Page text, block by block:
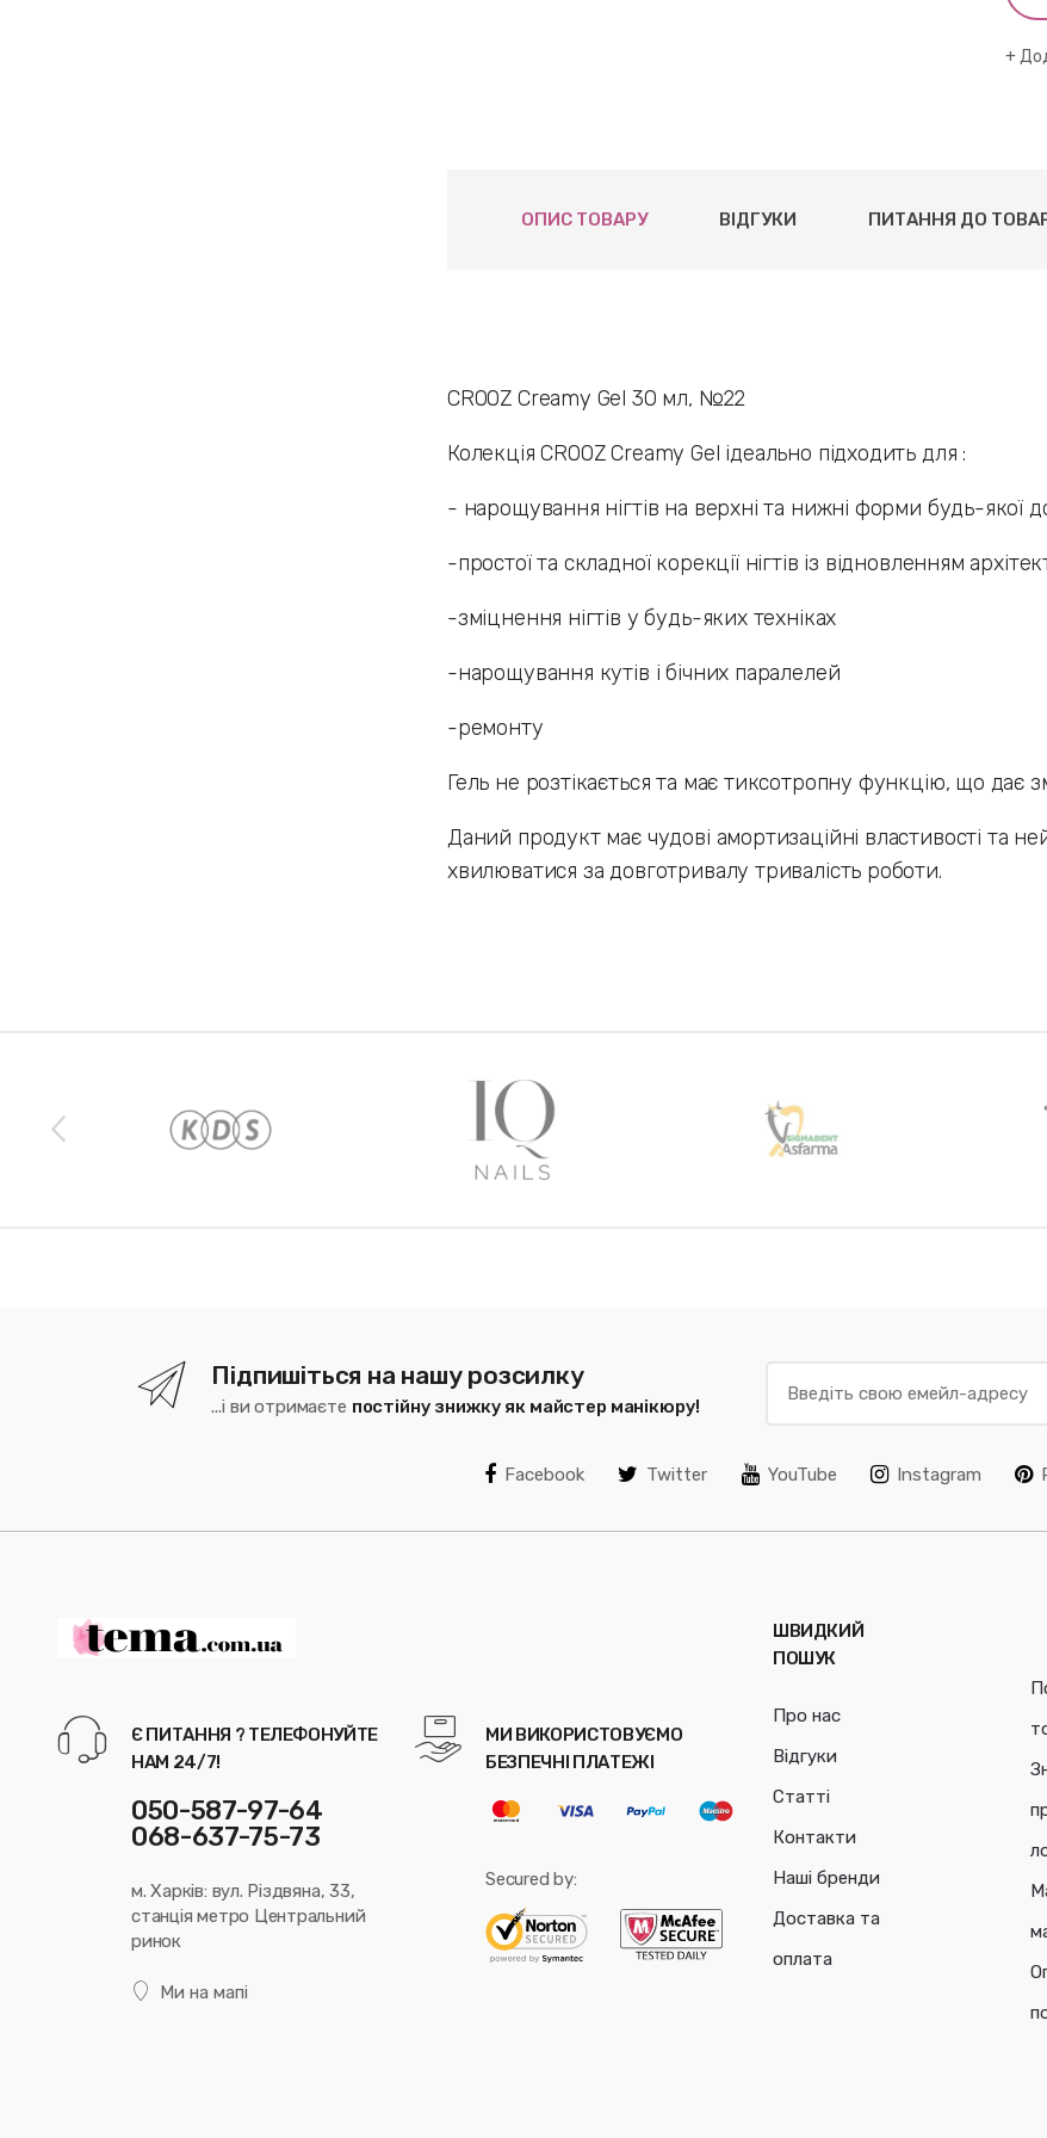
ОПИС ТОВАРУ ВІДГУКИ ПИТАННЯ ДО
CROOZ Creamy Gel 30 мл, №22
Колекція CROOZ Creamy Gel ідеально підходить для :
- нарощування нігтів на верхні та нижні форми будь-якої
-простої та складної корекції нігтів із відновленням
-зміцнення нігтів у будь-яких техніках
-нарощування кутів і бічних паралелей
-ремонту
Гель не розтікається та має тиксотропну функцію, що дає
Даний продукт має чудові амортизаційні властивості та
хвилюватися за довготривалу тривалість роботи.
Підпишіться на нашу розсилку
...і ви отримаєте постійну знижку як майстер манікюру!
Facebook Twitter YouTube Instagram
Є ПИТАННЯ ? ТЕЛЕФОНУЙТЕ
НАМ 24/7!
050-587-97-64
068-637-75-73
м. Харків: вул. Різдвяна, 33,
станція метро Центральний
ринок
Ми на мапі
МИ ВИКОРИСТОВУЄМО
БЕЗПЕЧНІ ПЛАТЕЖІ
Secured by:
ШВИДКИЙ
ПОШУК
Про нас
Відгуки
Статті
Контакти
Наші бренди
Доставка та
оплата